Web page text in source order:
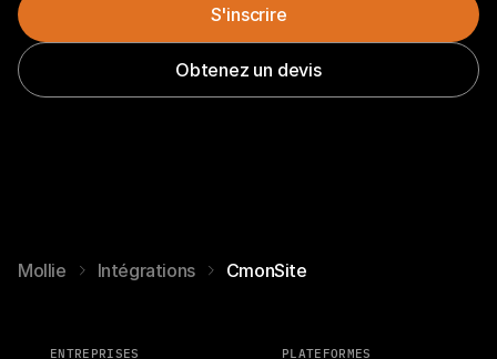
S'inscrire
Obtenez un devis
Mollie Intégrations CmonSite
ENTREPRISES PLATEFORMES